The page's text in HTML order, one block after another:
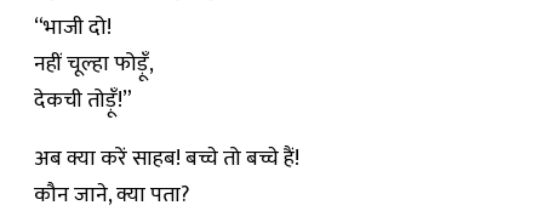
“भाजी दो!
नहीं चूल्हा फोड़ूँ,
देकची तोड़ूँ!”
अब क्या करें साहब! बच्चे तो बच्चे हैं!
कौन जाने, क्या पता?